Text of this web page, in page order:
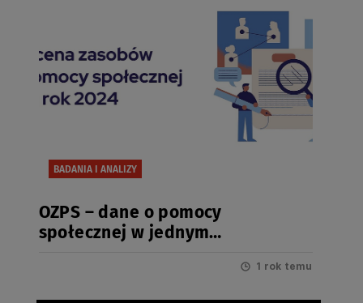
BADANIA I ANALIZY
OZPS – dane o pomocy
społecznej w jednym
1 rok temu